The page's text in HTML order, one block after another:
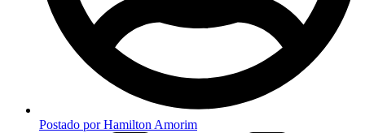
Postado porHamilton Amorim